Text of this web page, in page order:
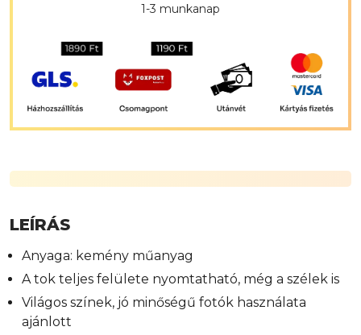
1-3 munkanap
LEÍRÁS
Anyaga: kemény műanyag
A tok teljes felülete nyomtatható, még a szélek is
Világos színek, jó minőségű fotók használata
ajánlott